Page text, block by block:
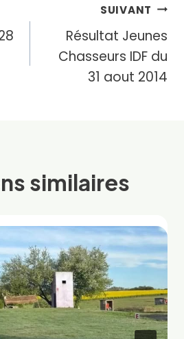
SUIVANT
Résultat Jeunes
Chasseurs IDF du
31 aout 2014
similaires